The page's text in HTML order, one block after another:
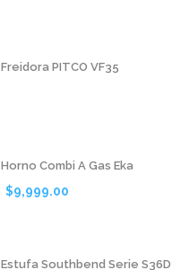
Freidora PITCO VF35
Horno Combi A Gas Eka
$9,999.00
Estufa Southbend Serie S36D